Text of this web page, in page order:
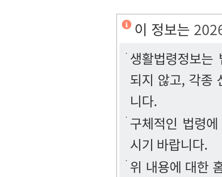
이 정보는
생활법령정보
되지 않고, 각종
니다.
구체적인 법령
시기 바랍니다.
위 내용에 대한